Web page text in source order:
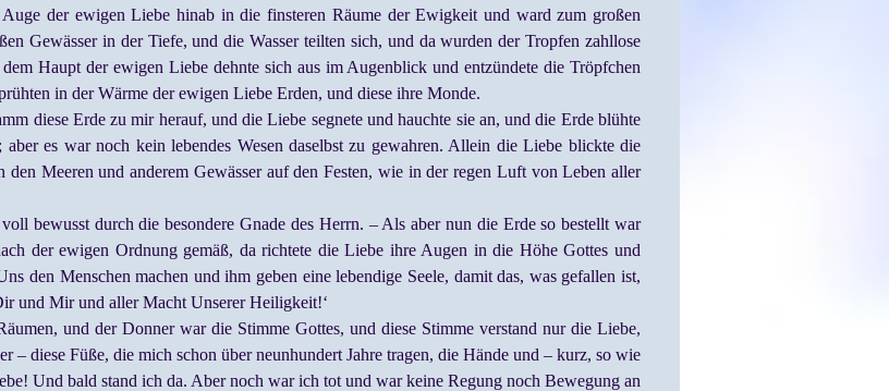
der ewigen Liebe hinab in die finsteren Räume der Ewigkeit und ward zum großen
Gewässer in der Tiefe, und die Wasser teilten sich, und da wurden der Tropfen zahllose
Haupt der ewigen Liebe dehnte sich aus im Augenblick und entzündete die Tröpfchen
in der Wärme der ewigen Liebe Erden, und diese ihre Monde.
diese Erde zu mir herauf, und die Liebe segnete und hauchte sie an, und die Erde blühte
es war noch kein lebendes Wesen daselbst zu gewahren. Allein die Liebe blickte die
Meeren und anderem Gewässer auf den Festen, wie in der regen Luft von Leben aller
bewusst durch die besondere Gnade des Herrn. – Als aber nun die Erde so bestellt war
der ewigen Ordnung gemäß, da richtete die Liebe ihre Augen in die Höhe Gottes und
den Menschen machen und ihm geben eine lebendige Seele, damit das, was gefallen ist,
und Mir und aller Macht Unserer Heiligkeit!‘
und der Donner war die Stimme Gottes, und diese Stimme verstand nur die Liebe,
– diese Füße, die mich schon über neunhundert Jahre tragen, die Hände und – kurz, so wie
Und bald stand ich da. Aber noch war ich tot und war keine Regung noch Bewegung an